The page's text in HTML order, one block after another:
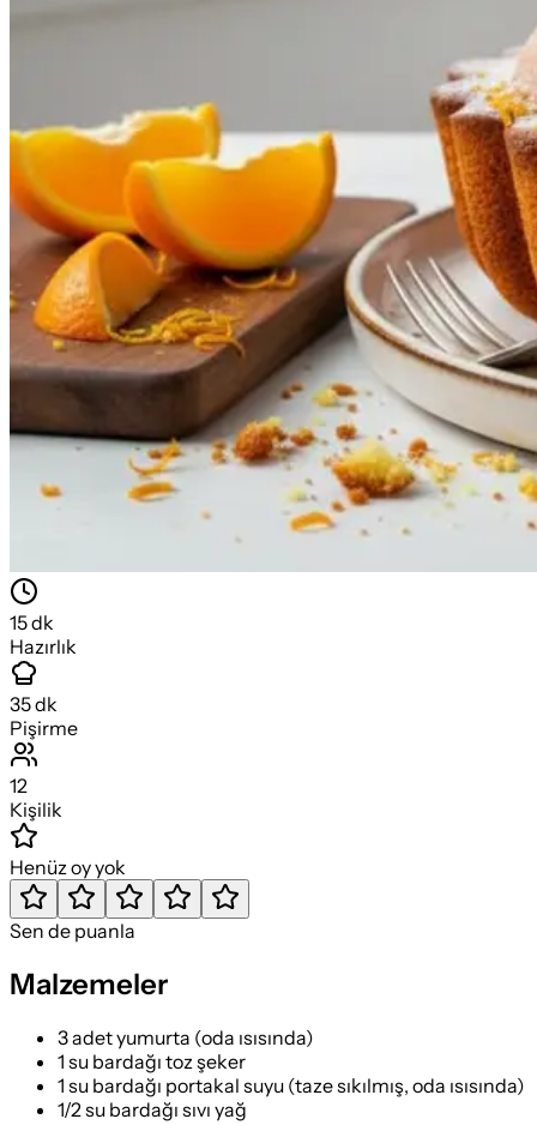
15dk
Hazırlık
35dk
Pişirme
12
Kişilik
Henüz oy yok
Sen de puanla
Malzemeler
3 adet yumurta (oda ısısında)
1 su bardağı toz şeker
1 su bardağı portakal suyu (taze sıkılmış, oda ısısında)
1/2 su bardağı sıvı yağ